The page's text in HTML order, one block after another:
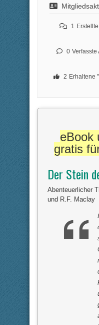
1
0 Verfasste
2 Erhaltene
eBook
gratis
Der Stein
Abenteuerlicher
und R.F. Maclay